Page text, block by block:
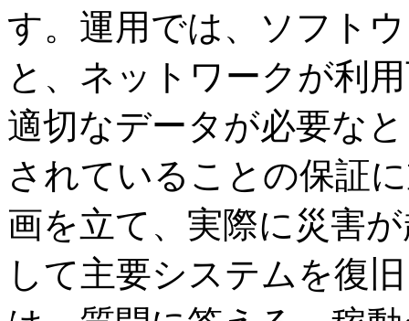
す。運用では、ソフト
と、ネットワークが利
適切なデータが必要な
されていることの保証
画を立て、実際に災害
して主要システムを復